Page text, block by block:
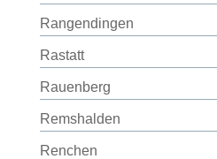
Rangendingen
Rastatt
Rauenberg
Remshalden
Renchen